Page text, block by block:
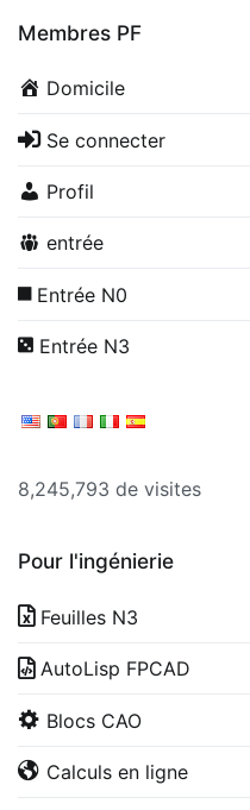
Membres PF
Domicile
Se connecter
Profil
entrée
Entrée N0
Entrée N3
8,245,793 de visites
Pour l'ingénierie
Feuilles N3
AutoLisp FPCAD
Blocs CAO
Calculs en ligne